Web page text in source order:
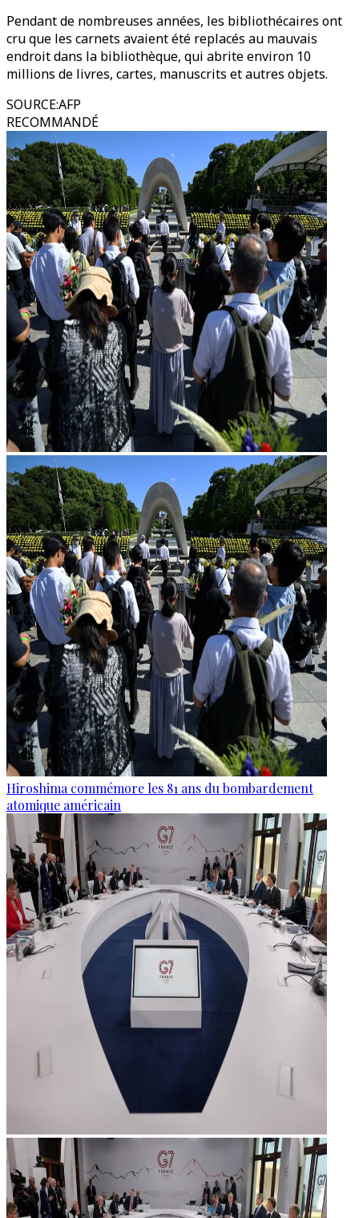
Pendant de nombreuses années, les bibliothécaires ont
cru que les carnets avaient été replacés au mauvais
endroit dans la bibliothèque, qui abrite environ 10
millions de livres, cartes, manuscrits et autres objets.
SOURCE:AFP
RECOMMANDÉ
Hiroshima commémore les 81 ans du bombardement
atomique américain